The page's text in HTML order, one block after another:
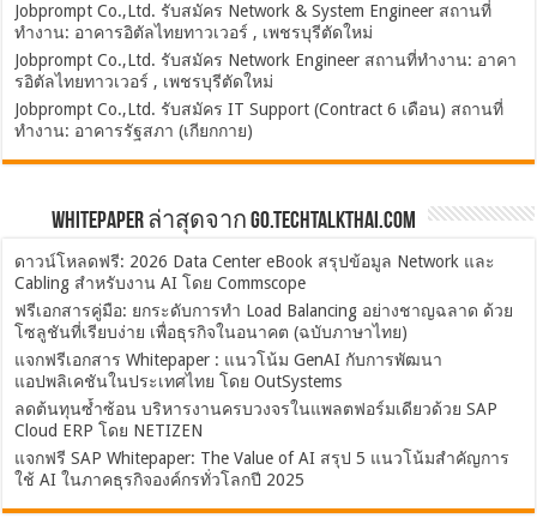
Jobprompt Co.,Ltd. รับสมัคร Network & System Engineer สถานที่
ทำงาน: อาคารอิตัลไทยทาวเวอร์ , เพชรบุรีตัดใหม่
Jobprompt Co.,Ltd. รับสมัคร Network Engineer สถานที่ทำงาน: อาคา
รอิตัลไทยทาวเวอร์ , เพชรบุรีตัดใหม่
Jobprompt Co.,Ltd. รับสมัคร IT Support (Contract 6 เดือน) สถานที่
ทำงาน: อาคารรัฐสภา (เกียกกาย)
Whitepaper ล่าสุดจาก Go.TechTalkThai.com
ดาวน์โหลดฟรี: 2026 Data Center eBook สรุปข้อมูล Network และ
Cabling สำหรับงาน AI โดย Commscope
ฟรีเอกสารคู่มือ: ยกระดับการทำ Load Balancing อย่างชาญฉลาด ด้วย
โซลูชันที่เรียบง่าย เพื่อธุรกิจในอนาคต (ฉบับภาษาไทย)
แจกฟรีเอกสาร Whitepaper : แนวโน้ม GenAI กับการพัฒนา
แอปพลิเคชันในประเทศไทย โดย OutSystems
ลดต้นทุนซ้ำซ้อน บริหารงานครบวงจรในแพลตฟอร์มเดียวด้วย SAP
Cloud ERP โดย NETIZEN
แจกฟรี SAP Whitepaper: The Value of AI สรุป 5 แนวโน้มสำคัญการ
ใช้ AI ในภาคธุรกิจองค์กรทั่วโลกปี 2025